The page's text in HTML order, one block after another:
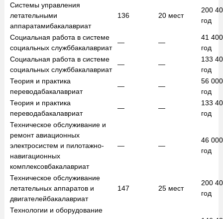
Системы управления
летательными
аппаратамибакалавриат
136 20 мест
200
год
Социальная работа в системе
социальных служббакалавриат
— —
41
год
Социальная работа в системе
социальных служббакалавриат
— —
133
год
Теория и практика
переводабакалавриат
— —
56
год
Теория и практика
переводабакалавриат
— —
133
год
Техническое обслуживание и
ремонт авиационных
электросистем и пилотажно-
навигационных
комплексовбакалавриат
— —
46
год
Техническое обслуживание
летательных аппаратов и
двигателейбакалавриат
147 25 мест
200
год
Технологии и оборудование